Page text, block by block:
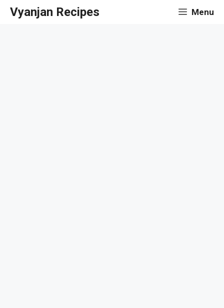
SkipVyanjan Recipes Menu